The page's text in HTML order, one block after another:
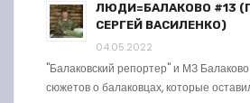
ЛЮДИ=БАЛАКОВО #13
СЕРГЕЙ ВАСИЛЕНКО)
04.05.2022
"Балаковский репортер" и МЗ
сюжетов о балаковцах, которые